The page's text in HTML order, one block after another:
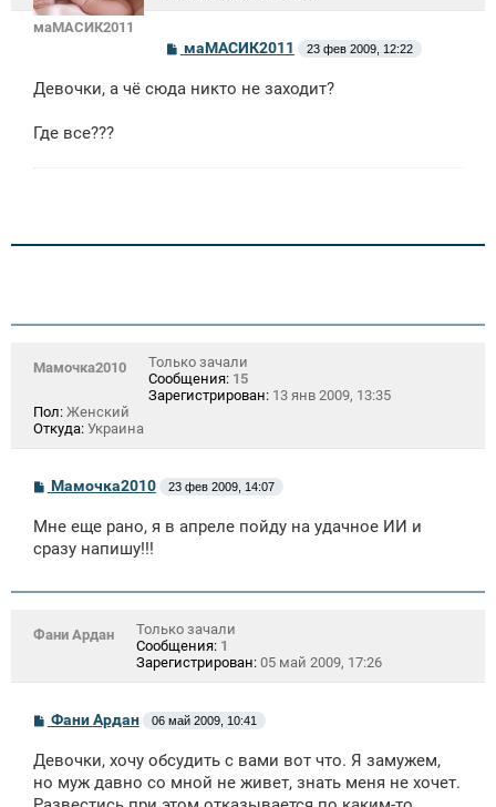
маМАСИК2011
С
б
маМАСИК2011 23 фев 2009, 12:22
Девочки, а чё сюда никто не заходит?
Где все???
Мамочка2010
Только зачали
Сообщения: 15
Зарегистрирован: 13 янв 2009, 13:35
Пол: Женский
Откуда: Украина
С
о
б
щ
и
Мамочка2010 23 фев 2009, 14:07
Мне еще рано, я в апреле пойду на удачное ИИ и
сразу напишу!!!
Фани Ардан
Только зачали
Сообщения: 1
Зарегистрирован: 05 май 2009, 17:26
С
о
б
щ
Фани Ардан 06 май 2009, 10:41
Девочки, хочу обсудить с вами вот что. Я замужем,
но муж давно со мной не живет, знать меня не хочет.